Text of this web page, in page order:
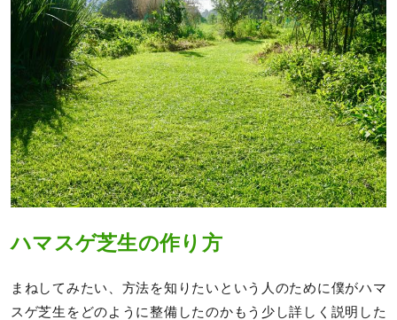
ハマスゲ芝生の作り方
まねしてみたい、方法を知りたいという人のために僕がハマ
スゲ芝生をどのように整備したのかもう少し詳しく説明した